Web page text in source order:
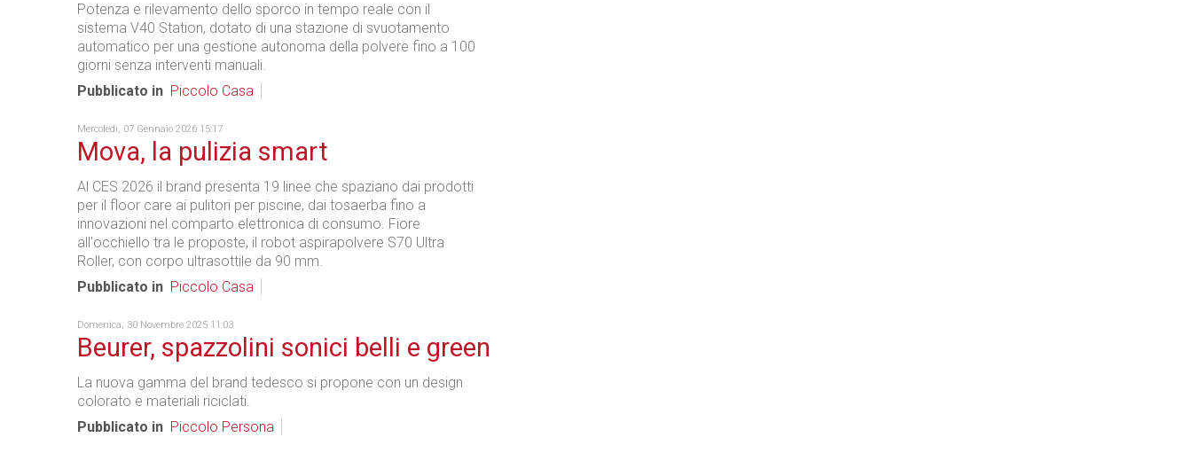
Potenza e rilevamento dello sporco in tempo reale con il
sistema V40 Station, dotato di una stazione di svuotamento
automatico per una gestione autonoma della polvere fino a 100
giorni senza interventi manuali.
Pubblicato in Piccolo Casa
Mercoledì, 07 Gennaio 2026 15:17
Mova, la pulizia smart
Al CES 2026 il brand presenta 19 linee che spaziano dai prodotti
per il floor care ai pulitori per piscine, dai tosaerba fino a
innovazioni nel comparto elettronica di consumo. Fiore
all'occhiello tra le proposte, il robot aspirapolvere S70 Ultra
Roller, con corpo ultrasottile da 90 mm.
Pubblicato in Piccolo Casa
Domenica, 30 Novembre 2025 11:03
Beurer, spazzolini sonici belli e green
La nuova gamma del brand tedesco si propone con un design
colorato e materiali riciclati.
Pubblicato in Piccolo Persona